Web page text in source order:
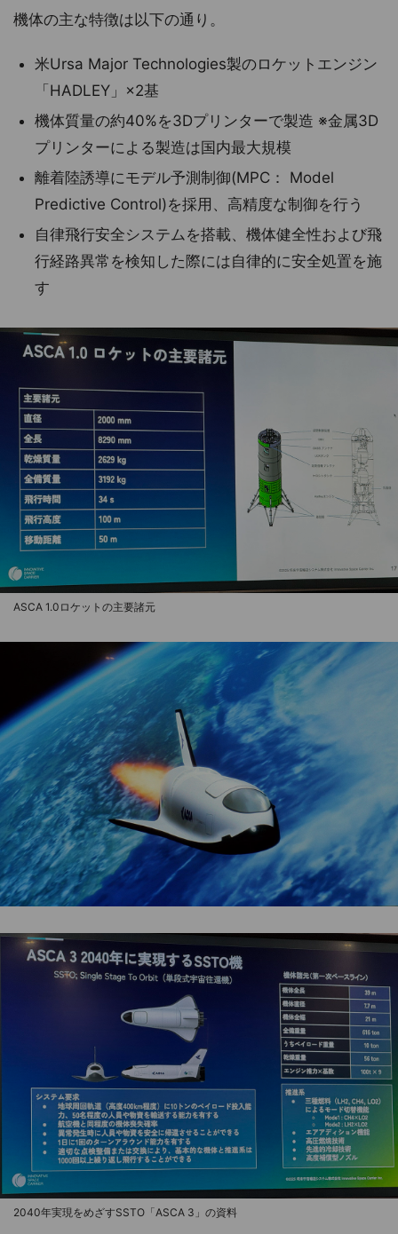
機体の主な特徴は以下の通り。
米Ursa Major Technologies製のロケットエンジン
「HADLEY」×2基
機体質量の約40%を3Dプリンターで製造 ※金属3D
プリンターによる製造は国内最大規模
離着陸誘導にモデル予測制御(MPC： Model
Predictive Control)を採用、高精度な制御を行う
自律飛行安全システムを搭載、機体健全性および飛
行経路異常を検知した際には自律的に安全処置を施
す
ASCA 1.0ロケットの主要諸元
2040年実現をめざすSSTO「ASCA 3」の資料